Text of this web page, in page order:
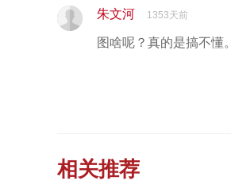
朱文河 1353天前
图啥呢？真的是搞不懂。
相关推荐